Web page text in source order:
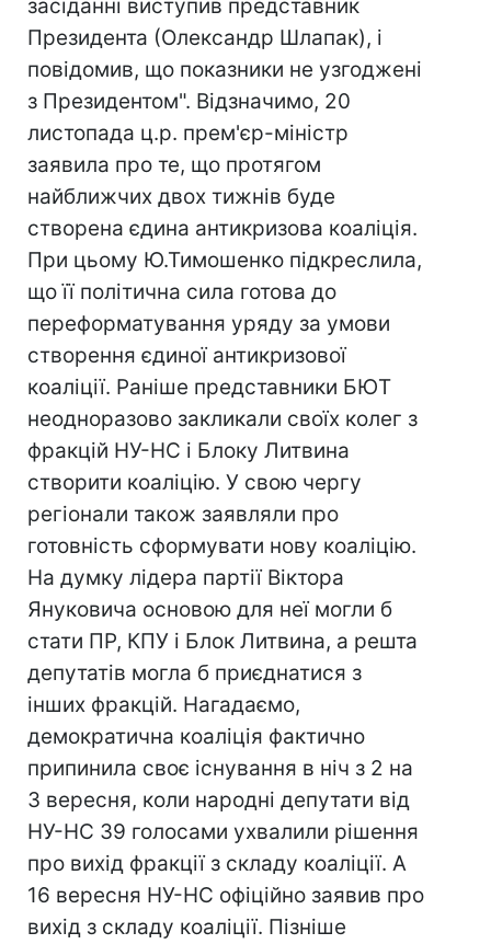
засіданні виступив представник
Президента (Олександр Шлапак), і
повідомив, що показники не узгоджені
з Президентом". Відзначимо, 20
листопада ц.р. прем'єр-міністр
заявила про те, що протягом
найближчих двох тижнів буде
створена єдина антикризова коаліція.
При цьому Ю.Тимошенко підкреслила,
що її політична сила готова до
переформатування уряду за умови
створення єдиної антикризової
коаліції. Раніше представники БЮТ
неодноразово закликали своїх колег з
фракцій НУ-НС і Блоку Литвина
створити коаліцію. У свою чергу
регіонали також заявляли про
готовність сформувати нову коаліцію.
На думку лідера партії Віктора
Януковича основою для неї могли б
стати ПР, КПУ і Блок Литвина, а решта
депутатів могла б приєднатися з
інших фракцій. Нагадаємо,
демократична коаліція фактично
припинила своє існування в ніч з 2 на
3 вересня, коли народні депутати від
НУ-НС 39 голосами ухвалили рішення
про вихід фракції з складу коаліції. А
16 вересня НУ-НС офіційно заявив про
вихід з складу коаліції. Пізніше